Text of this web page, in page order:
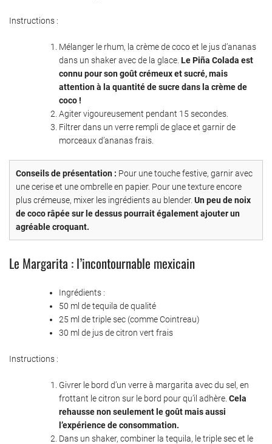
Instructions :
Mélanger le rhum, la crème de coco et le jus d’ananas
dans un shaker avec de la glace. Le Piña Colada est
connu pour son goût crémeux et sucré, mais
attention à la quantité de sucre dans la crème de
coco !
Agiter vigoureusement pendant 15 secondes.
Filtrer dans un verre rempli de glace et garnir de
morceaux d’ananas frais.
Conseils de présentation : Pour une touche festive, garnir avec
une cerise et une ombrelle en papier. Pour une texture encore
plus crémeuse, mixer les ingrédients au blender. Un peu de noix
de coco râpée sur le dessus pourrait également ajouter un
agréable croquant.
Le Margarita : l’incontournable mexicain
Ingrédients :
50 ml de tequila de qualité
25 ml de triple sec (comme Cointreau)
30 ml de jus de citron vert frais
Instructions :
Givrer le bord d’un verre à margarita avec du sel, en
frottant le citron sur le bord pour qu’il adhère. Cela
rehausse non seulement le goût mais aussi
l’expérience de consommation.
Dans un shaker, combiner la tequila, le triple sec et le